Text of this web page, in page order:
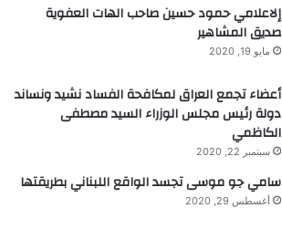
إلاعلامي حمود حسين صاحب الهات العفوية
صديق المشاهير
مايو 19, 2020
أعضاء تجمع العراق لمكافحة الفساد نشيد ونساند
دولة رئيس مجلس الوزراء السيد مصطفى
الكاظمي
سبتمبر 22, 2020
سامي جو موسى تجسد الواقع اللبناني بطريقتها
أغسطس 29, 2020